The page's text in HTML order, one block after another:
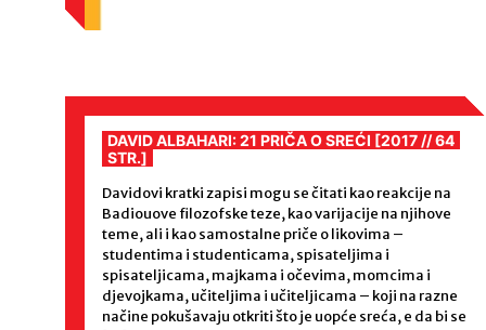
DAVID ALBAHARI: 21 PRIČA O SREĆI [2017 // 64
STR.]
Davidovi kratki zapisi mogu se čitati kao reakcije na
Badiouove filozofske teze, kao varijacije na njihove
teme, ali i kao samostalne priče o likovima –
studentima i studenticama, spisateljima i
spisateljicama, majkama i očevima, momcima i
djevojkama, učiteljima i učiteljicama – koji na razne
načine pokušavaju otkriti što je uopće sreća, e da bi se